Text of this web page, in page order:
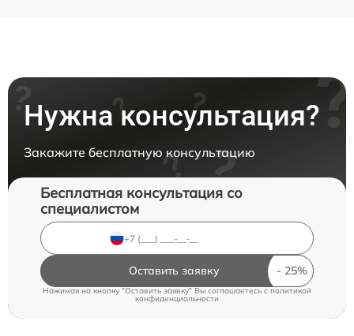
Нужна консультация?
Закажите бесплатную консультацию
Бесплатная консультация со
специалистом
Оставить заявку
Нажимая на кнопку "Оставить заявку" Вы соглашаетесь cполитикой
конфиденциальности